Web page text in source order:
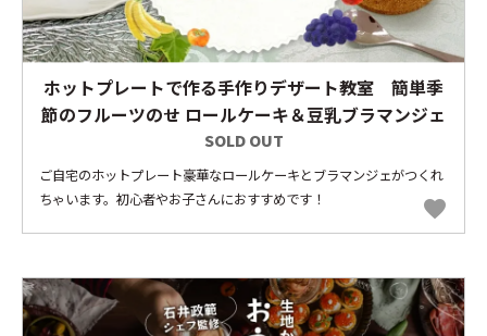
ホットプレートで作る手作りデザート教室 簡単季
節のフルーツのせ ロールケーキ＆豆乳ブラマンジェ
SOLD OUT
ご自宅のホットプレート豪華なロールケーキとブラマンジェがつくれ
ちゃいます。初心者やお子さんにおすすめです！
favorite